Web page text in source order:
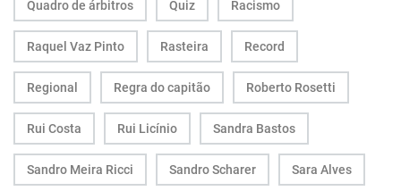
Quadro de árbitros Quiz Racismo
Raquel Vaz Pinto Rasteira Record
Regional Regra do capitão Roberto Rosetti
Rui Costa Rui Licínio Sandra Bastos
Sandro Meira Ricci Sandro Scharer Sara Alves